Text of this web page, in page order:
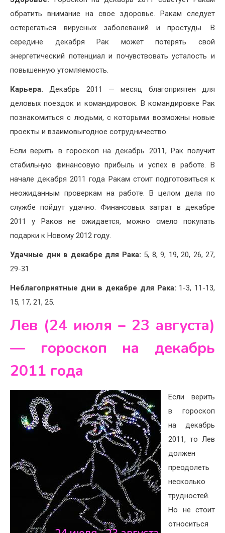
обратить внимание на свое здоровье. Ракам следует
остерегаться вирусных заболеваний и простуды. В
середине декабря Рак может потерять свой
энергетический потенциал и почувствовать усталость и
повышенную утомляемость.
Карьера. Декабрь 2011 — месяц благоприятен для
деловых поездок и командировок. В командировке Рак
познакомиться с людьми, с которыми возможны новые
проекты и взаимовыгодное сотрудничество.
Если верить в гороскоп на декабрь 2011, Рак получит
стабильную финансовую прибыль и успех в работе. В
начале декабря 2011 года Ракам стоит подготовиться к
неожиданным проверкам на работе. В целом дела по
службе пойдут удачно. Финансовых затрат в декабре
2011 у Раков не ожидается, можно смело покупать
подарки к Новому 2012 году.
Удачные дни в декабре для Рака: 5, 8, 9, 19, 20, 26, 27,
29-31.
Неблагоприятные дни в декабре для Рака: 1-3, 11-13,
15, 17, 21, 25.
Лев (24 июля – 23 августа)
— гороскоп на декабрь
2011 года
Если верить
в гороскоп
на декабрь
2011, то Лев
должен
преодолеть
несколько
трудностей.
Но не стоит
относиться